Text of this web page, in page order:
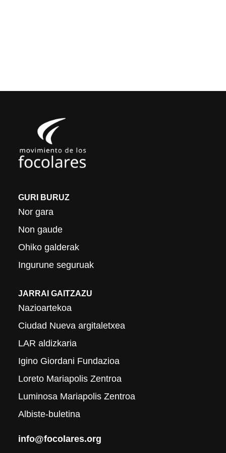
GURI BURUZ
Nor gara
Non gaude
Ohiko galderak
Ingurune seguruak
JARRAI GAITZAZU
Nazioartekoa
Ciudad Nueva argitaletxea
LAR aldizkaria
Igino Giordani Fundazioa
Loreto Mariapolis Zentroa
Luminosa Mariapolis Zentroa
Albiste-buletina
info@focolares.org